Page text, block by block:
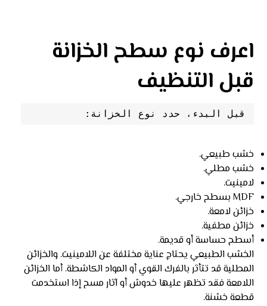
اعرف نوع سطح الخزانة
قبل التنظيف
قبل البدء، حدد نوع الخزانة:
خشب طبيعي.
خشب مطلي.
لامينيت.
MDF بسطح خارجي.
خزائن لامعة.
خزائن مطفية.
أسطح حساسة أو قديمة.
الخشب الطبيعي يحتاج عناية مختلفة عن اللامينيت. والخزائن
المطلية قد تتأثر بالفرك القوي أو المواد الكاشطة. أما الخزائن
اللامعة فقد تظهر عليها خدوش أو آثار مسح إذا استخدمت
قطعة خشنة.